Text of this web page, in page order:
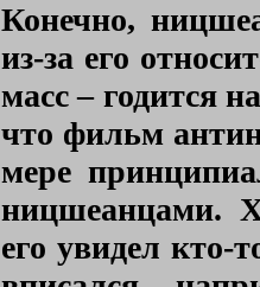
Конечно,
из-за его
масс – годится
что фильм
мере
ницшеанцами.
его увидел кто-